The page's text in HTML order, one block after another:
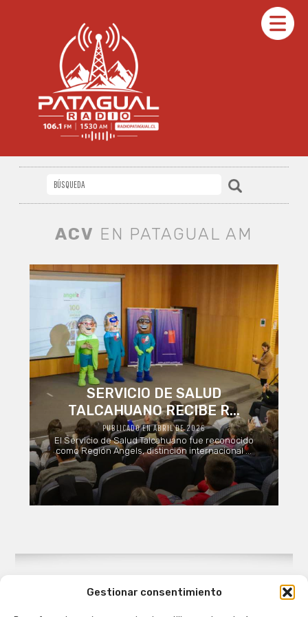
Gestionar consentimiento
ACV EN PATAGUAL AM
SERVICIO DE SALUD
TALCAHUANO RECIBE R...
PUBLICADO EN ABRIL DE 2026
El Servicio de Salud Talcahuano fue reconocido
como Región Angels, distinción internacional ...